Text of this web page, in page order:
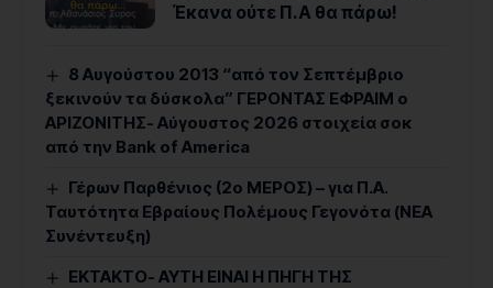
Έκανα ούτε Π.Α θα πάρω!
8 Αυγούστου 2013 “από τον Σεπτέμβριο
ξεκινούν τα δύσκολα” ΓΕΡΟΝΤΑΣ ΕΦΡΑΙΜ ο
ΑΡΙΖΟΝΙΤΗΣ- Αύγουστος 2026 στοιχεία σοκ
από την Bank of America
Γέρων Παρθένιος (2ο ΜΕΡΟΣ) – για Π.Α.
Ταυτότητα Εβραίους Πολέμους Γεγονότα (ΝΕΑ
Συνέντευξη)
ΕΚΤΑΚΤΟ- ΑΥΤΗ ΕΙΝΑΙ Η ΠΗΓΗ ΤΗΣ